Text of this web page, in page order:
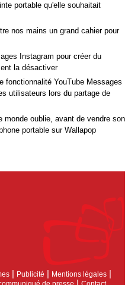
portable qu'elle souhaitait
nos mains un grand cahier pour
Instagram pour créer du
la désactiver
fonctionnalité YouTube Messages
utilisateurs lors du partage de
monde oublie, avant de vendre son
portable sur Wallapop
| Publicité | Mentions légales |